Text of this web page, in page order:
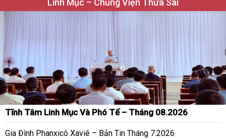
Linh Mục – Chủng Viện Thừa Sai
Tĩnh Tâm Linh Mục Và Phó Tế – Tháng 08.2026
Gia Đình Phanxicô Xaviê – Bản Tin Tháng 7.2026